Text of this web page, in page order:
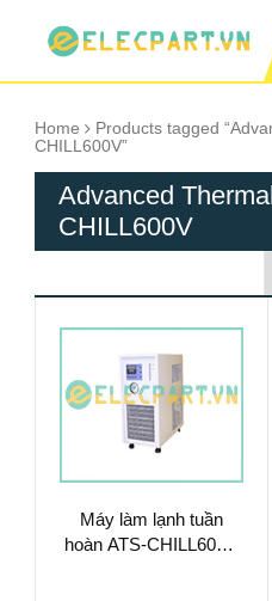
Home
Products tagged
CHILL600V”
Advanced
CHILL600V
Máy làm lạnh tuần
hoàn ATS-CHILL600V